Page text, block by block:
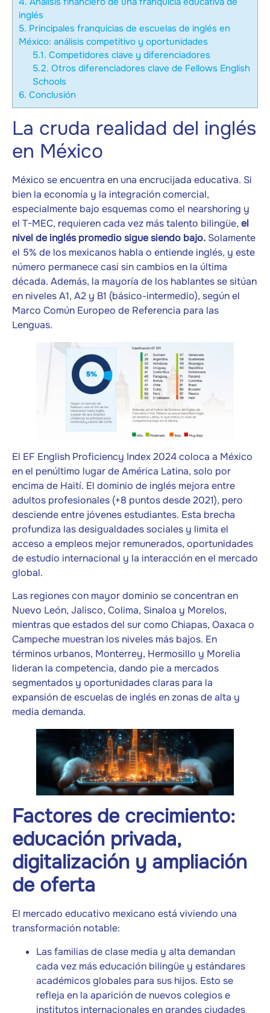
inglés
5. Principales franquicias de escuelas de inglés en
México: análisis competitivo y oportunidades
5.1. Competidores clave y diferenciadores
5.2. Otros diferenciadores clave de Fellows English
Schools
6. Conclusión
La cruda realidad del inglés
en México
México se encuentra en una encrucijada educativa. Si
bien la economía y la integración comercial,
especialmente bajo esquemas como el nearshoring y
el T-MEC, requieren cada vez más talento bilingüe, el
nivel de inglés promedio sigue siendo bajo. Solamente
el 5% de los mexicanos habla o entiende inglés, y este
número permanece casi sin cambios en la última
década. Además, la mayoría de los hablantes se sitúan
en niveles A1, A2 y B1 (básico-intermedio), según el
Marco Común Europeo de Referencia para las
Lenguas.
El EF English Proficiency Index 2024 coloca a México
en el penúltimo lugar de América Latina, solo por
encima de Haití. El dominio de inglés mejora entre
adultos profesionales (+8 puntos desde 2021), pero
desciende entre jóvenes estudiantes. Esta brecha
profundiza las desigualdades sociales y limita el
acceso a empleos mejor remunerados, oportunidades
de estudio internacional y la interacción en el mercado
global.
Las regiones con mayor dominio se concentran en
Nuevo León, Jalisco, Colima, Sinaloa y Morelos,
mientras que estados del sur como Chiapas, Oaxaca o
Campeche muestran los niveles más bajos. En
términos urbanos, Monterrey, Hermosillo y Morelia
lideran la competencia, dando pie a mercados
segmentados y oportunidades claras para la
expansión de escuelas de inglés en zonas de alta y
media demanda.
Factores de crecimiento:
educación privada,
digitalización y ampliación
de oferta
El mercado educativo mexicano está viviendo una
transformación notable:
Las familias de clase media y alta demandan
cada vez más educación bilingüe y estándares
académicos globales para sus hijos. Esto se
refleja en la aparición de nuevos colegios e
institutos internacionales en grandes ciudades